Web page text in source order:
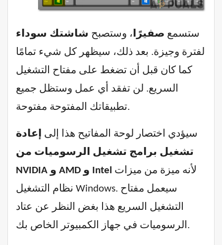
ستسمع صفيرًا ، وستصبح شاشتك سوداء
لفترة وجيزة. بعد ذلك، سيظهر كل شيء تمامًا
كما كان قبل أن تضغط على مفتاح التشغيل
السريع. لن تفقد أي عمل وستظل جميع
تطبيقاتك المفتوحة مفتوحة.
سيؤدي اختصار لوحة المفاتيح هذا إلى
إعادة
تشغيل برامج تشغيل الرسوميات من
NVIDIA و AMD و Intel
نظام التشغيل Windows. سيعمل مفتاح
التشغيل السريع هذا بغض النظر عن عتاد
الرسوميات في جهاز الكمبيوتر الخاص بك.